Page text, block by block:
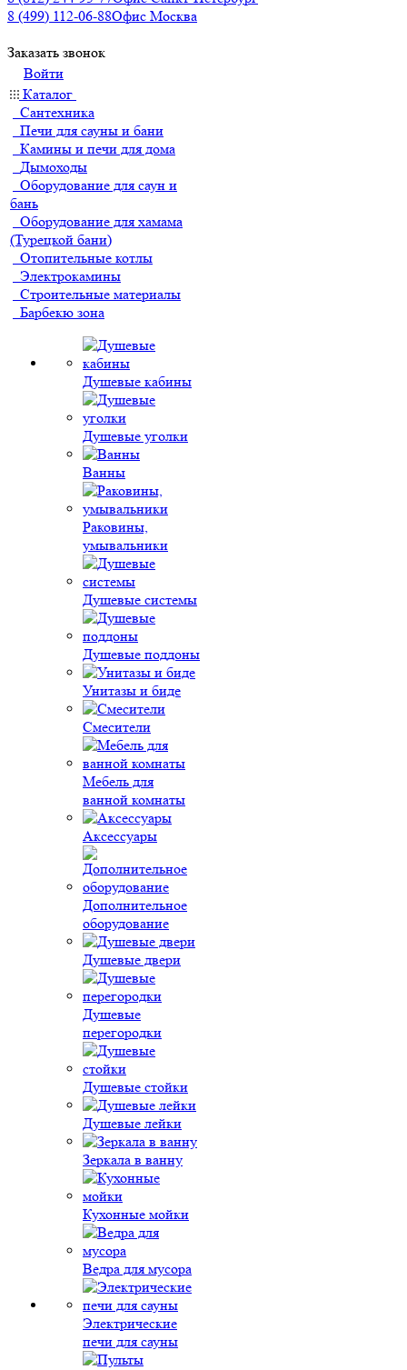
8 (499) 112-06-88Офис Москва
Заказать звонок
Войти
Каталог
Сантехника
Печи для сауны и бани
Камины и печи для дома
Дымоходы
Оборудование для саун и
бань
Оборудование для хамама
(Турецкой бани)
Отопительные котлы
Электрокамины
Строительные материалы
Барбекю зона
Душевые кабины
Душевые уголки
Ванны
Раковины,
умывальники
Душевые системы
Душевые поддоны
Унитазы и биде
Смесители
Мебель для
ванной комнаты
Аксессуары
Дополнительное
оборудование
Душевые двери
Душевые
перегородки
Душевые стойки
Душевые лейки
Зеркала в ванну
Кухонные мойки
Ведра для мусора
Электрические
печи для сауны